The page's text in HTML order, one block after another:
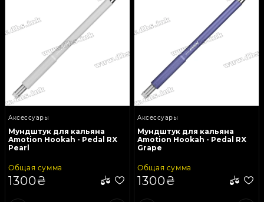
Аксессуары
Мундштук для кальяна
Amotion Hookah - Pedal RX
Pearl
Общая сумма
1300₴
Аксессуары
Мундштук для кальяна
Amotion Hookah - Pedal RX
Grape
Общая сумма
1300₴